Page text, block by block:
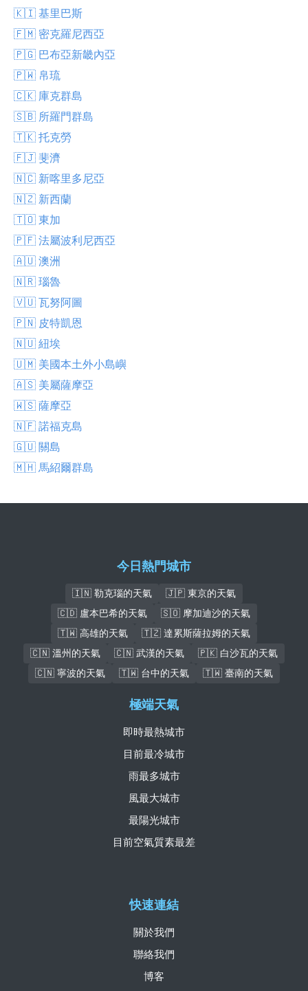
🇰🇮 基里巴斯
🇫🇲 密克羅尼西亞
🇵🇬 巴布亞新畿內亞
🇵🇼 帛琉
🇨🇰 庫克群島
🇸🇧 所羅門群島
🇹🇰 托克勞
🇫🇯 斐濟
🇳🇨 新喀里多尼亞
🇳🇿 新西蘭
🇹🇴 東加
🇵🇫 法屬波利尼西亞
🇦🇺 澳洲
🇳🇷 瑙魯
🇻🇺 瓦努阿圖
🇵🇳 皮特凱恩
🇳🇺 紐埃
🇺🇲 美國本土外小島嶼
🇦🇸 美屬薩摩亞
🇼🇸 薩摩亞
🇳🇫 諾福克島
🇬🇺 關島
🇲🇭 馬紹爾群島
今日熱門城市
🇮🇳 勒克瑙的天氣
🇯🇵 東京的天氣
🇨🇩 盧本巴希的天氣
🇸🇴 摩加迪沙的天氣
🇹🇼 高雄的天氣
🇹🇿 達累斯薩拉姆的天氣
🇨🇳 溫州的天氣
🇨🇳 武漢的天氣
🇵🇰 白沙瓦的天氣
🇨🇳 寧波的天氣
🇹🇼 台中的天氣 🇹🇼 臺南的天氣
快速連結
關於我們
聯絡我們
博客
極端天氣
即時最熱城市
目前最冷城市
雨最多城市
風最大城市
最陽光城市
目前空氣質素最差